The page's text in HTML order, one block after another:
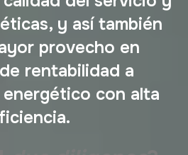
y así también
provecho en
rentabilidad a
con alta